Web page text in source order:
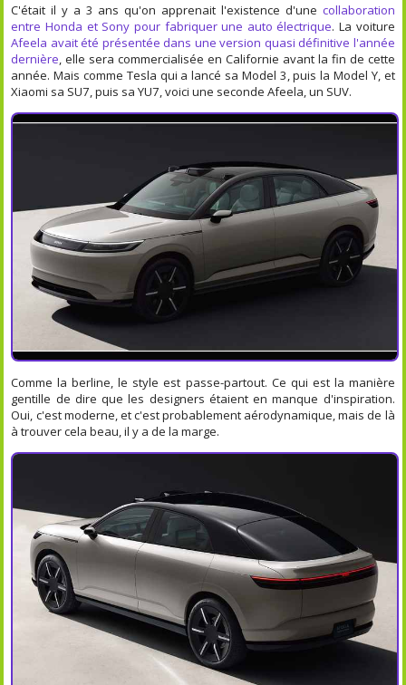
C'était il y a 3 ans qu'on apprenait l'existence d'une collaboration
entre Honda et Sony pour fabriquer une auto électrique. La voiture
Afeela avait été présentée dans une version quasi définitive l'année
dernière, elle sera commercialisée en Californie avant la fin de cette
année. Mais comme Tesla qui a lancé sa Model 3, puis la Model Y, et
Xiaomi sa SU7, puis sa YU7, voici une seconde Afeela, un SUV.
Comme la berline, le style est passe-partout. Ce qui est la manière
gentille de dire que les designers étaient en manque d'inspiration.
Oui, c'est moderne, et c'est probablement aérodynamique, mais de là
à trouver cela beau, il y a de la marge.